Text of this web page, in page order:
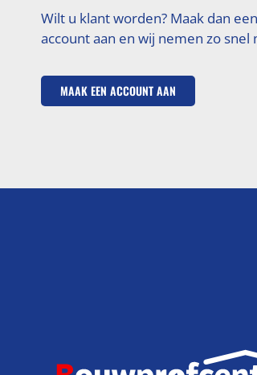
Wilt u klant worden? Maak dan
account aan en wij nemen zo
MAAK EEN ACCOUNT AAN